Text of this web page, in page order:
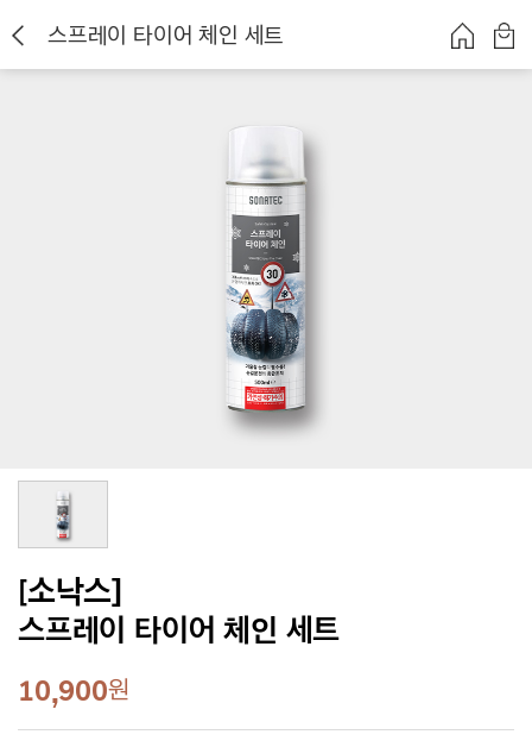
스프레이 타이어 체인 세트
[소낙스]
스프레이 타이어 체인 세트
10,900원